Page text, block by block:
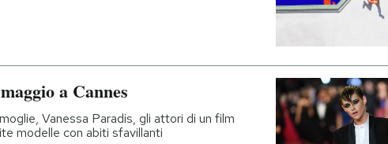
a Cannes
Vanessa Paradis, gli attori di un film
modelle con abiti sfavillanti